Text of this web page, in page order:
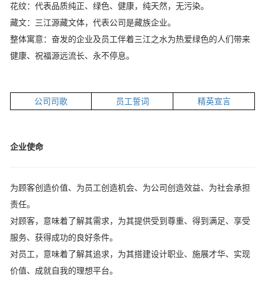
花纹：代表品质纯正、绿色、健康，纯天然，无污染。
藏文：三江源藏文体，代表公司是藏族企业。
整体寓意：奋发的企业及员工伴着三江之水为热爱绿色的人们带来
健康、祝福源远流长、永不停息。
公司司歌 员工誓词 精英宣言
企业使命
为顾客创造价值、为员工创造机会、为公司创造效益、为社会承担
责任。
对顾客，意味着了解其需求，为其提供受到尊重、得到满足、享受
服务、获得成功的良好条件。
对员工，意味着了解其追求，为其搭建设计职业、施展才华、实现
价值、成就自我的理想平台。